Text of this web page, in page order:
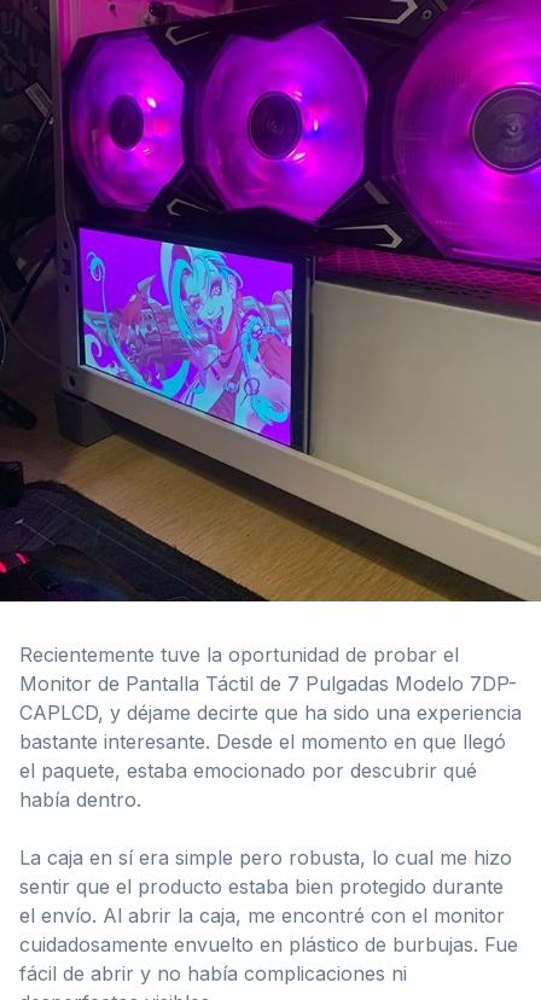
Recientemente tuve la oportunidad de probar el
Monitor de Pantalla Táctil de 7 Pulgadas Modelo 7DP-
CAPLCD, y déjame decirte que ha sido una experiencia
bastante interesante. Desde el momento en que llegó
el paquete, estaba emocionado por descubrir qué
había dentro.
La caja en sí era simple pero robusta, lo cual me hizo
sentir que el producto estaba bien protegido durante
el envío. Al abrir la caja, me encontré con el monitor
cuidadosamente envuelto en plástico de burbujas. Fue
fácil de abrir y no había complicaciones ni